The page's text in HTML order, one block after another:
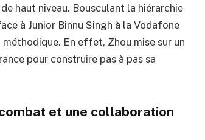
haut niveau. Bousculant la hiérarchie
à Junior Binnu Singh à la Vodafone
En effet, Zhou mise sur un
pour construire pas à pas sa
et une collaboration